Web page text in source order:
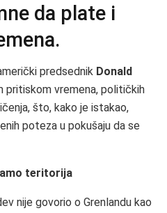
da plate i
predsednik Donald
pritiskom vremena, političkih
što, kako je istakao,
poteza u pokušaju da se
teritorija
nije govorio o Grenlandu kao